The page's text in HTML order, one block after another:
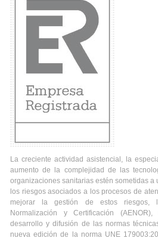
La creciente actividad asistencial, la
aumento de la complejidad de las
organizaciones sanitarias estén sometidas a
los riesgos asociados a los procesos de
mejorar la gestión de estos riesgos,
Normalización y Certificación
desarrollo y difusión de las normas
nueva edición de la norma UNE